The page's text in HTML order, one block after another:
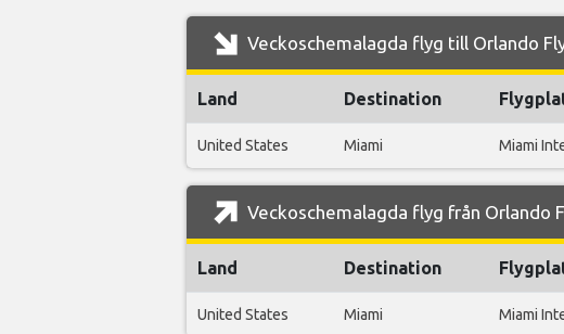
Veckoschemalagda flyg till Orlando
Land Destination
United States Miami Miami
Veckoschemalagda flyg från Orlando
Land Destination
United States Miami Miami